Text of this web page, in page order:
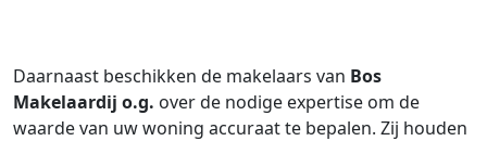
Daarnaast beschikken de makelaars van Bos
Makelaardij o.g. over de nodige expertise om de
waarde van uw woning accuraat te bepalen. Zij houden